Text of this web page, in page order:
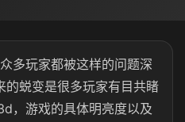
多玩家都被这样的问题深
的蜕变是很多玩家有目共睹
，游戏的具体明亮度以及